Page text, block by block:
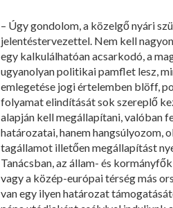
– Úgy gondolom, a közelgő nyári
jelentéstervezettel. Nem kell
egy kalkulálhatóan acsarkodó, a
ugyanolyan politikai pamflet lesz,
emlegetése jogi értelemben blöff,
folyamat elindítását sok szereplő
alapján kell megállapítani, valóban
határozatai, hanem hangsúlyozom,
tagállamot illetően megállapítást
Tanácsban, az állam- és
vagy a közép-európai térség más
van egy ilyen határozat